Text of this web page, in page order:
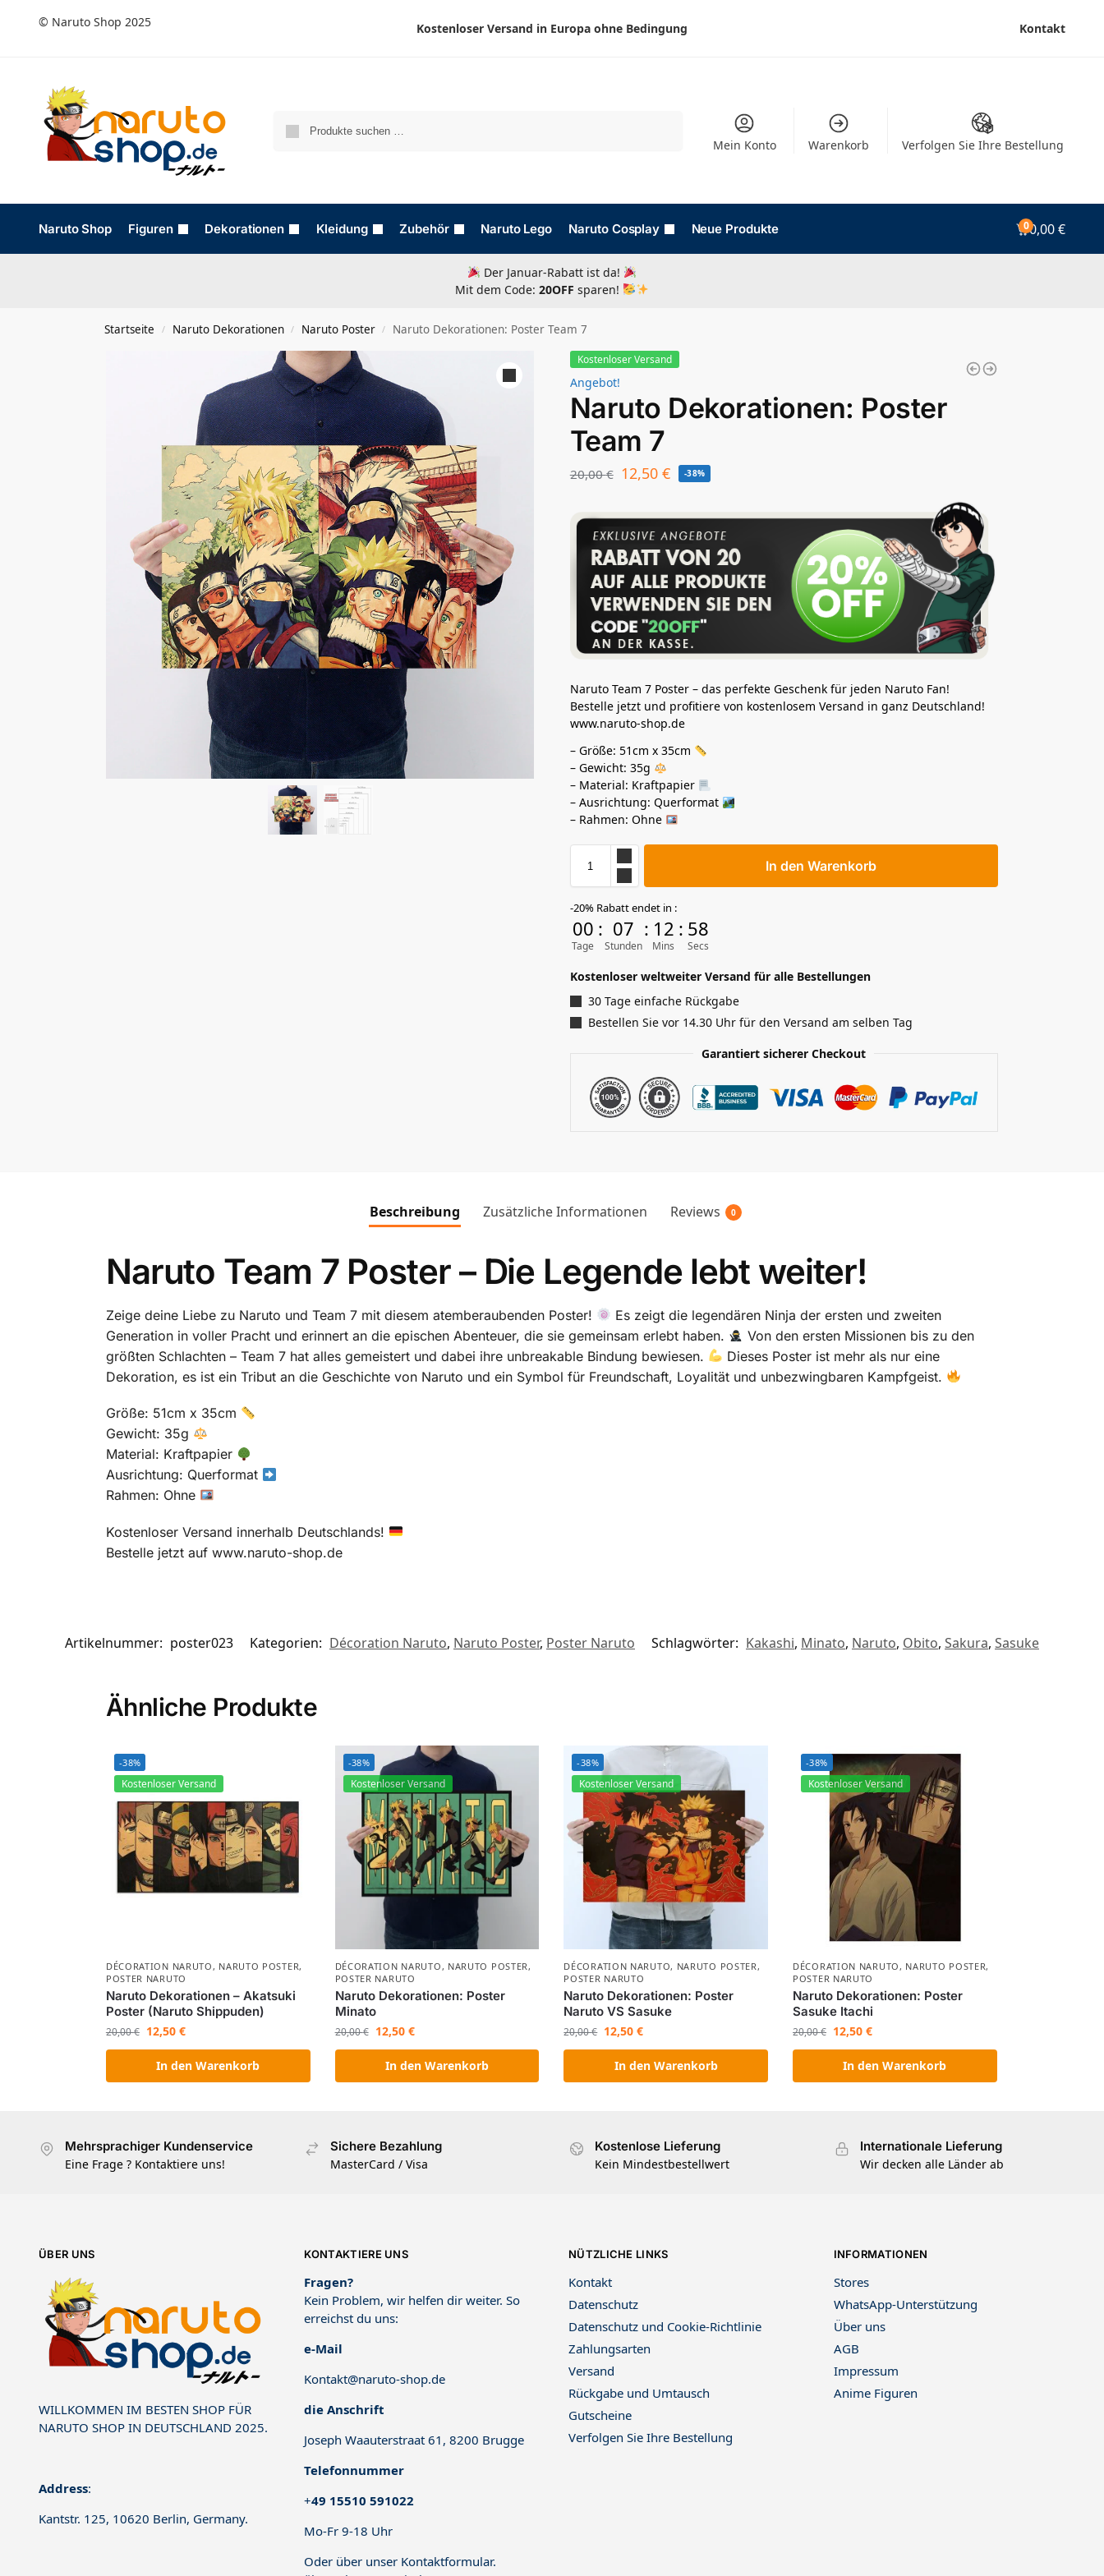
© Naruto Shop 2025 Kostenloser Versand in Europa ohne Bedingung Kontakt
Mein Konto Warenkorb Verfolgen Sie Ihre Bestellung
Naruto Shop Figuren Dekorationen Kleidung Zubehör Naruto Lego Naruto Cosplay Neue Produkte 00,00€
Der Januar-Rabatt ist da!
Mit dem Code:20OFF sparen!
Startseite / Naruto Dekorationen / Naruto Poster / Naruto Dekorationen: Poster Team 7
Kostenloser Versand
Angebot!
Naruto Dekorationen: Poster
Team 7
20,00€ 12,50 € -38%
Naruto Team 7 Poster – das perfekte Geschenk für jeden Naruto Fan!
Bestelle jetzt und profitiere von kostenlosem Versand in ganz Deutschland!
www.naruto-shop.de
– Größe: 51cm x 35cm
– Gewicht: 35g
– Material: Kraftpapier
– Ausrichtung: Querformat
– Rahmen: Ohne
In den Warenkorb
-20% Rabatt endet in :
00
Tage
: 07
Stunden
: 12
Mins
: 56
Secs
Kostenloser weltweiter Versand für alle Bestellungen
30 Tage einfache Rückgabe
Bestellen Sie vor 14.30 Uhr für den Versand am selben Tag
Garantiert sicherer Checkout
Beschreibung Zusätzliche Informationen Reviews 0
Naruto Team 7 Poster – Die Legende lebt weiter!
Zeige deine Liebe zu Naruto und Team 7 mit diesem atemberaubenden Poster!
Es zeigt die legendären Ninja der ersten und zweiten
Generation in voller Pracht und erinnert an die epischen Abenteuer, die sie gemeinsam erlebt haben.
Von den ersten Missionen bis zu den
größten Schlachten – Team 7 hat alles gemeistert und dabei ihre unbreakable Bindung bewiesen.
Dieses Poster ist mehr als nur eine
Dekoration, es ist ein Tribut an die Geschichte von Naruto und ein Symbol für Freundschaft, Loyalität und unbezwingbaren Kampfgeist.
Größe: 51cm x 35cm
Gewicht: 35g
Material: Kraftpapier
Ausrichtung: Querformat
Rahmen: Ohne
Kostenloser Versand innerhalb Deutschlands!
Bestelle jetzt auf www.naruto-shop.de
Artikelnummer: poster023 Kategorien: Décoration Naruto, Naruto Poster, Poster Naruto Schlagwörter: Kakashi, Minato, Naruto, Obito, Sakura, Sasuke
Ähnliche Produkte
-38%
Kostenloser Versand
DÉCORATION NARUTO , NARUTO POSTER,
POSTER NARUTO
Naruto Dekorationen – Akatsuki
Poster (Naruto Shippuden)
20,00€ 12,50 €
In den Warenkorb
-38%
Kostenloser Versand
DÉCORATION NARUTO , NARUTO POSTER ,
POSTER NARUTO
Naruto Dekorationen: Poster
Minato
20,00€ 12,50 €
In den Warenkorb
-38%
Kostenloser Versand
DÉCORATION NARUTO, NARUTO POSTER ,
POSTER NARUTO
Naruto Dekorationen: Poster
Naruto VS Sasuke
20,00€ 12,50€
In den Warenkorb
-38%
Kostenloser Versand
DÉCORATION NARUTO , NARUTO POSTER,
POSTER NARUTO
Naruto Dekorationen: Poster
Sasuke Itachi
20,00€ 12,50€
In den Warenkorb
Mehrsprachiger Kundenservice
Eine Frage ? Kontaktiere uns!
Sichere Bezahlung
MasterCard / Visa
Kostenlose Lieferung
Kein Mindestbestellwert
Internationale Lieferung
Wir decken alle Länder ab
ÜBER UNS
WILLKOMMEN IM BESTEN SHOP FÜR
NARUTO SHOP IN DEUTSCHLAND 2025.
Address:
Kantstr. 125, 10620 Berlin, Germany.
KONTAKTIERE UNS
Fragen?
Kein Problem, wir helfen dir weiter. So
erreichst du uns:
e-Mail
Kontakt@naruto-shop.de
die Anschrift
Joseph Waauterstraat 61, 8200 Brugge
Telefonnummer
+49 15510 591022
Mo-Fr 9-18 Uhr
Oder über unser Kontaktformular.
NÜTZLICHE LINKS
Kontakt
Datenschutz
Datenschutz und Cookie-Richtlinie
Zahlungsarten
Versand
Rückgabe und Umtausch
Gutscheine
Verfolgen Sie Ihre Bestellung
INFORMATIONEN
Stores
WhatsApp-Unterstützung
Über uns
AGB
Impressum
Anime Figuren